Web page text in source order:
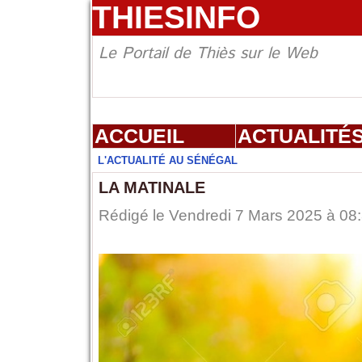
THIESINFO
Le Portail de Thiès sur le Web
ACCUEIL
L'ACTUALITÉ AU SÉNÉGAL
LA MATINALE
Rédigé le Vendredi 7 Mars 2025 à